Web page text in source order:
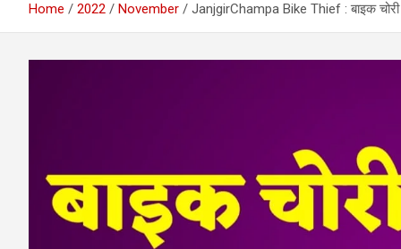
Home 2022 November JanjgirChampa Bike Thief : बाइक चोरी